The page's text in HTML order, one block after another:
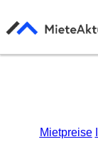
Mietpreise